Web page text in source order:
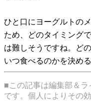
ひと口にヨーグルトの
ため、どのタイミング
は難しそうですね。ど
いつ食べるのかを決め
■この記事は編集部＆
です。個人によりその